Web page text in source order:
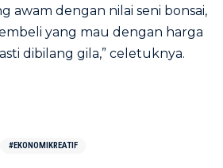
awam dengan nilai seni bonsai,
yang mau dengan harga
dibilang gila,” celetuknya.
#EKONOMIKREATIF